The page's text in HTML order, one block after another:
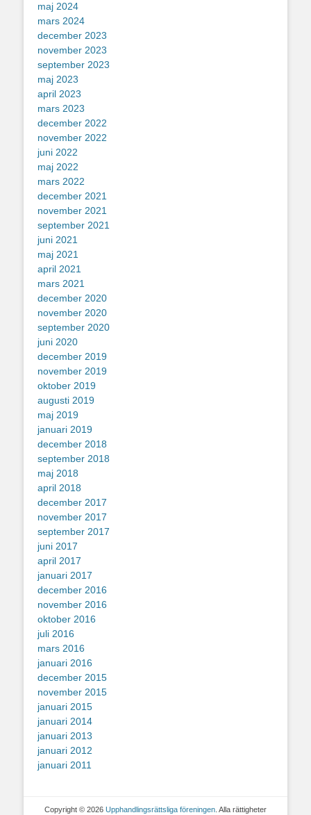
maj 2024
mars 2024
december 2023
november 2023
september 2023
maj 2023
april 2023
mars 2023
december 2022
november 2022
juni 2022
maj 2022
mars 2022
december 2021
november 2021
september 2021
juni 2021
maj 2021
april 2021
mars 2021
december 2020
november 2020
september 2020
juni 2020
december 2019
november 2019
oktober 2019
augusti 2019
maj 2019
januari 2019
december 2018
september 2018
maj 2018
april 2018
december 2017
november 2017
september 2017
juni 2017
april 2017
januari 2017
december 2016
november 2016
oktober 2016
juli 2016
mars 2016
januari 2016
december 2015
november 2015
januari 2015
januari 2014
januari 2013
januari 2012
januari 2011
Copyright © 2026 Upphandlingsrättsliga föreningen . Alla rättigheter